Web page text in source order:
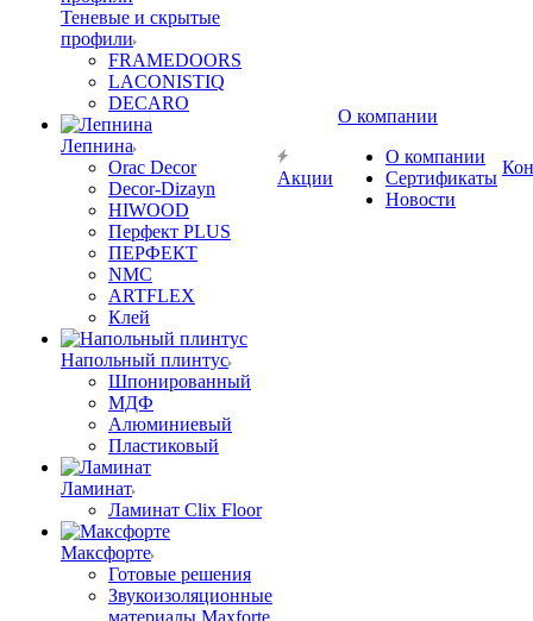
Теневые и скрытые
профили
FRAMEDOORS
LACONISTIQ
DECARO
Лепнина
Orac Decor
Decor-Dizayn
HIWOOD
Перфект PLUS
ПЕРФЕКТ
NMC
ARTFLEX
Клей
Напольный плинтус
Шпонированный
МДФ
Алюминиевый
Пластиковый
Ламинат
Ламинат Clix Floor
Максфорте
Готовые решения
Звукоизоляционные
материалы Maxforte
Акции
О компании
О компании
Сертификаты
Новости